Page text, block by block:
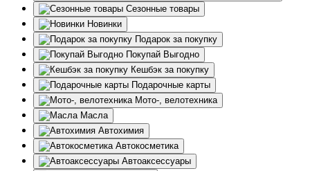
Сезонные товары
Новинки
Подарок за покупку
Покупай Выгодно
Кешбэк за покупку
Подарочные карты
Мото-, велотехника
Масла
Автохимия
Автокосметика
Автоаксессуары